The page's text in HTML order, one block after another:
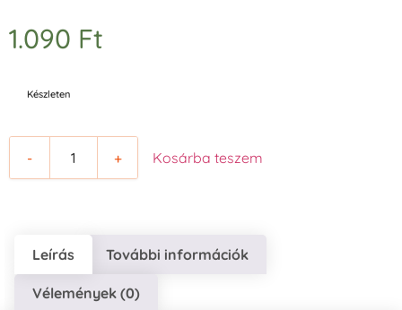
1.090 Ft
Készleten
- + Kosárba teszem
Leírás További információk
Vélemények (0)